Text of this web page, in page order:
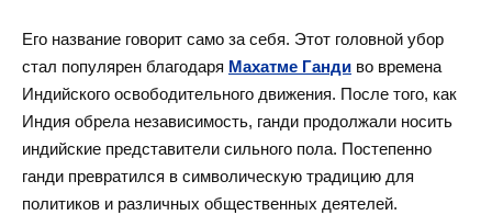
Его название говорит само за себя. Этот головной убор
стал популярен благодаря Махатме Ганди во времена
Индийского освободительного движения. После того, как
Индия обрела независимость, ганди продолжали носить
индийские представители сильного пола. Постепенно
ганди превратился в символическую традицию для
политиков и различных общественных деятелей.